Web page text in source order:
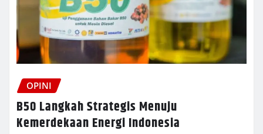
OPINI
B50 Langkah Strategis Menuju
Kemerdekaan Energi Indonesia